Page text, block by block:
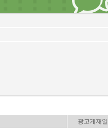
광고게재일